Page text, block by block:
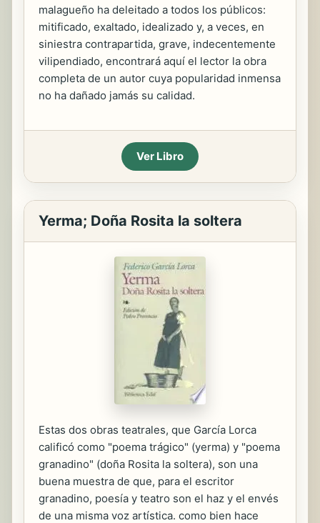
malagueño ha deleitado a todos los públicos:
mitificado, exaltado, idealizado y, a veces, en
siniestra contrapartida, grave, indecentemente
vilipendiado, encontrará aquí el lector la obra
completa de un autor cuya popularidad inmensa
no ha dañado jamás su calidad.
Ver Libro
Yerma; Doña Rosita la soltera
Estas dos obras teatrales, que García Lorca
calificó como "poema trágico" (yerma) y "poema
granadino" (doña Rosita la soltera), son una
buena muestra de que, para el escritor
granadino, poesía y teatro son el haz y el envés
de una misma voz artística. como bien hace